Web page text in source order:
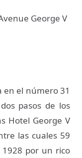
George V
en el número 31
pasos de los
Hotel George V
las cuales 59
por un rico